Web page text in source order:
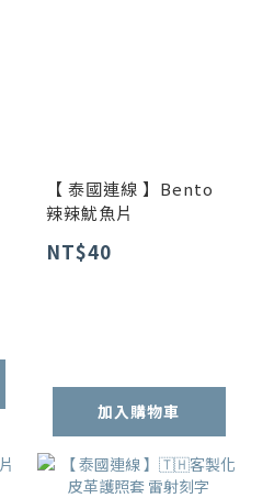
【 泰國連線 】Bento
辣辣魷魚片
NT$40
加入購物車